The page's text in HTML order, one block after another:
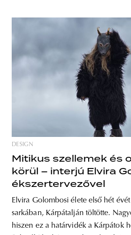
DESIGN
Mitikus szellemek és
körül – interjú Elvira
ékszertervezővel
Elvira Golombosi élete első hét
sarkában, Kárpátalján töltötte.
hiszen ez a határvidék a Kárpátok